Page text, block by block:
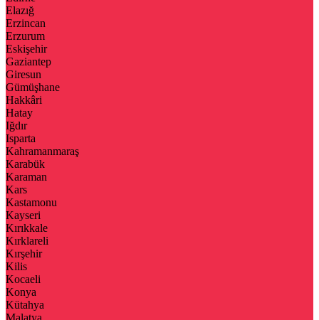
Elazığ
Erzincan
Erzurum
Eskişehir
Gaziantep
Giresun
Gümüşhane
Hakkâri
Hatay
Iğdır
Isparta
Kahramanmaraş
Karabük
Karaman
Kars
Kastamonu
Kayseri
Kırıkkale
Kırklareli
Kırşehir
Kilis
Kocaeli
Konya
Kütahya
Malatya